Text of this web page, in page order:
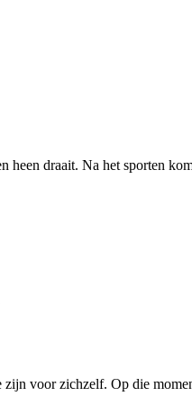
heen draait. Na het sporten
voor zichzelf. Op die